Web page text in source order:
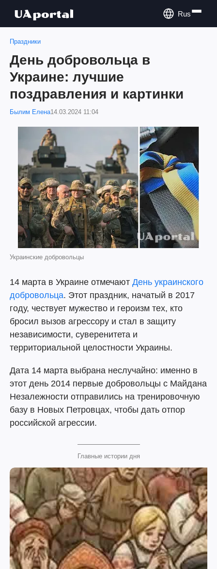
Rus
Праздники
День добровольца в
Украине: лучшие
поздравления и картинки
Былим Елена14.03.2024 11:04
Украинские добровольцы
14 марта в Украине отмечают День украинского
добровольца. Этот праздник, начатый в 2017
году, чествует мужество и героизм тех, кто
бросил вызов агрессору и стал в защиту
независимости, суверенитета и
территориальной целостности Украины.
Дата 14 марта выбрана неслучайно: именно в
этот день 2014 первые добровольцы с Майдана
Незалежности отправились на тренировочную
базу в Новых Петровцах, чтобы дать отпор
российской агрессии.
Главные истории дня